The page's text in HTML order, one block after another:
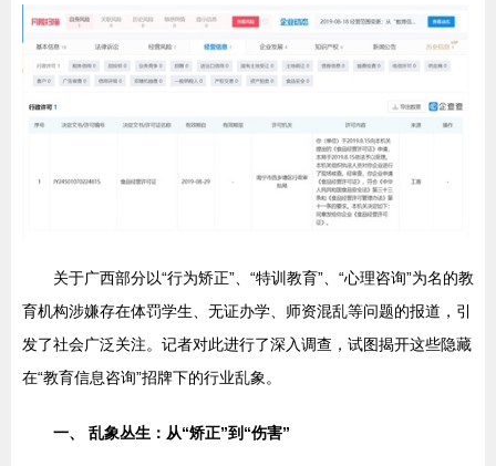
关于广西部分以“行为矫正”、“特训教育”、“心理咨询”为名的教
育机构涉嫌存在体罚学生、无证办学、师资混乱等问题的报道，引
发了社会广泛关注。记者对此进行了深入调查，试图揭开这些隐藏
在“教育信息咨询”招牌下的行业乱象。
一、 乱象丛生：从“矫正”到“伤害”